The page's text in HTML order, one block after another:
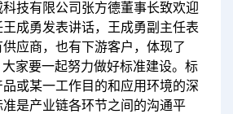
技有限公司张方德董事长致欢迎
成勇发表讲话，王成勇副主任表
应商，也有下游客户，体现了
家要一起努力做好标准建设。标
或某一工作目的和应用环境的深
是产业链各环节之间的沟通平